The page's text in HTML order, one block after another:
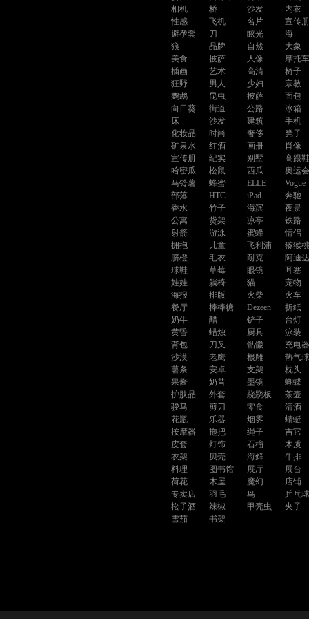
相机
桥 沙发
内衣
性感
飞机 名片
宣传册
避孕套
刀 眩光
海
狼
品牌 自然
大象
美食
披萨 人像
摩托车
插画
艺术 高清
椅子
狂野
男人 少妇
宗教
鹦鹉
昆虫 披萨
面包
向日葵
街道 公路
冰箱
床
沙发 建筑
手机
化妆品
时尚 奢侈
凳子
矿泉水
红酒 画册
肖像
宣传册
纪实 别墅
高跟鞋
哈密瓜
松鼠 西瓜
奥运会
马铃薯
蜂蜜 ELLE
Vogue
部落
HTC iPad
奔驰
香水
竹子 海滨
夜景
公寓
货架 凉亭
铁路
射箭
游泳 蜜蜂
情侣
拥抱
儿童 飞利浦
猕猴桃
脐橙
毛衣 耐克
阿迪
球鞋
草莓 眼镜
耳塞
娃娃
躺椅 猫
宠物
海报
排版 火柴
火车
餐厅
棒棒糖 Dezeen
折纸
奶牛
醋 铲子
台灯
黄昏
蜡烛 厨具
泳装
背包
刀叉 骷髅
充电器
沙漠
老鹰 根雕
热气球
薯条
安卓 支架
枕头
果酱
奶昔 墨镜
蝴蝶
护肤品
外套 跷跷板
茶壶
骏马
剪刀 零食
清酒
花瓶
乐器 烟雾
蜻蜓
按摩器
拖把 绳子
吉它
皮套
灯饰 石榴
木质
衣架
贝壳 海鲜
牛排
料理
图书馆 展厅
展台
荷花
木屋 魔幻
店铺
专卖店
羽毛 鸟
乒乓球
松子酒
辣椒 甲壳虫
夹子
雪茄
书架